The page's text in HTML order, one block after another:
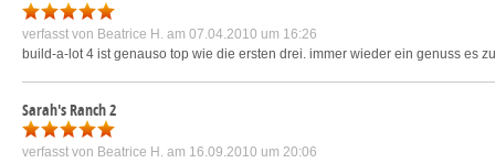
verfasst von Beatrice H. am 07.04.2010 um 16:26
build-a-lot 4 ist genauso top wie die ersten drei. immer wieder ein genuss es
Sarah's Ranch 2
verfasst von Beatrice H. am 16.09.2010 um 20:06